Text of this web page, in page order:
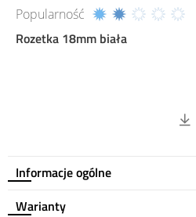
Popularność
Rozetka 18mm biała
Informacje ogólne
Warianty